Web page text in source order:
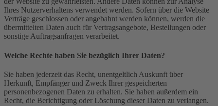
Ihres Nutzerverhaltens verwendet werden. Sofern über die Website
Verträge geschlossen oder angebahnt werden können, werden die
übermittelten Daten auch für Vertragsangebote, Bestellungen oder
sonstige Auftragsanfragen verarbeitet.
Welche Rechte haben Sie bezüglich Ihrer Daten?
Sie haben jederzeit das Recht, unentgeltlich Auskunft über
Herkunft, Empfänger und Zweck Ihrer gespeicherten
personenbezogenen Daten zu erhalten. Sie haben außerdem ein
Recht, die Berichtigung oder Löschung dieser Daten zu verlangen.